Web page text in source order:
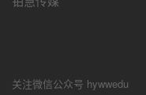
关注微信公众号 hywwedu